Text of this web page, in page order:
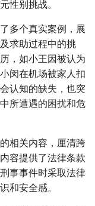
性别挑战。
多个真实案例，展
求助过程中的挑
，如小王因被认为
闵在机场被家人扣
认知的缺失，也突
所遭遇的困扰和危
相关内容，厘清跨
容提供了法律条款
事事件时采取法律
和安全感。